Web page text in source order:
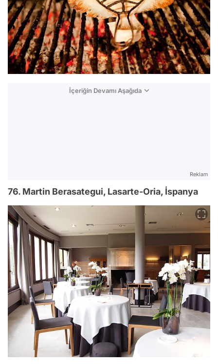
İçeriğin Devamı Aşağıda
Reklam
76. Martin Berasategui, Lasarte-Oria, İspanya